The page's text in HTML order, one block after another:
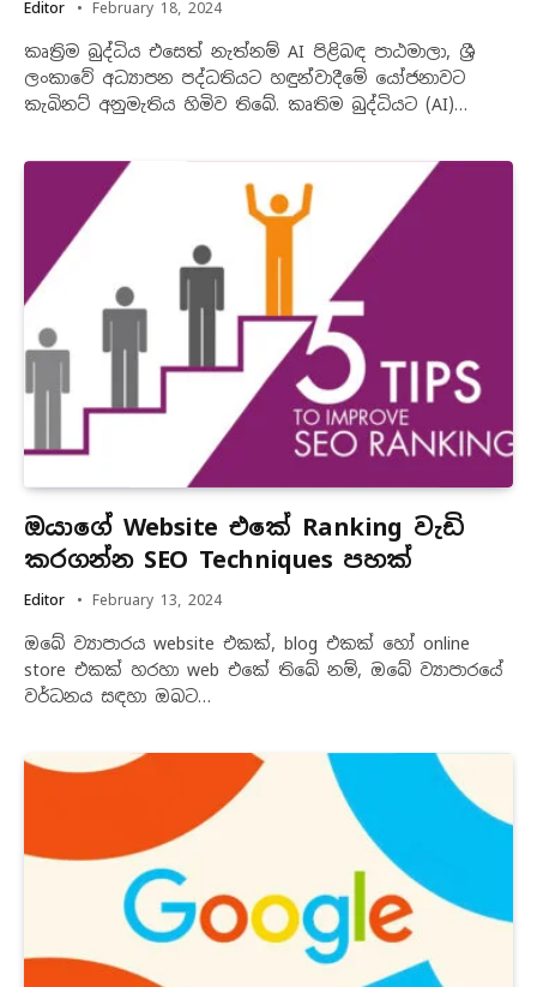
Editor February 18, 2024
කෘත්‍රිම බුද්ධිය එසෙත් නැත්නම් AI පිළිබඳ පාඨමාලා, ශ්‍රී
ලංකාවේ අධ්‍යාපන පද්ධතියට හඳුන්වාදීමේ යෝජනාවට
කැබිනට් අනුමැතිය හිමිව තිබේ. කෘතිම බුද්ධියට (AI)…
ඔයාගේ Website එකේ Ranking වැඩි
කරගන්න SEO Techniques පහක්
Editor February 13, 2024
ඔබේ ව්‍යාපාරය website එකක්, blog එකක් හෝ online
store එකක් හරහා web එකේ තිබේ නම්, ඔබේ ව්‍යාපාරයේ
වර්ධනය සඳහා ඔබට…